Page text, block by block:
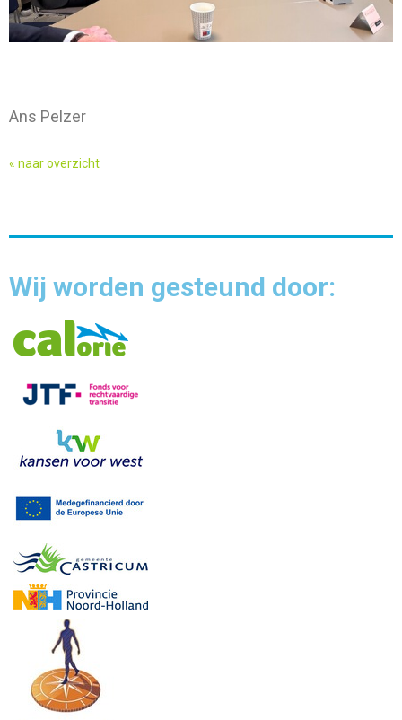
Ans Pelzer
« naar overzicht
Wij worden gesteund door: